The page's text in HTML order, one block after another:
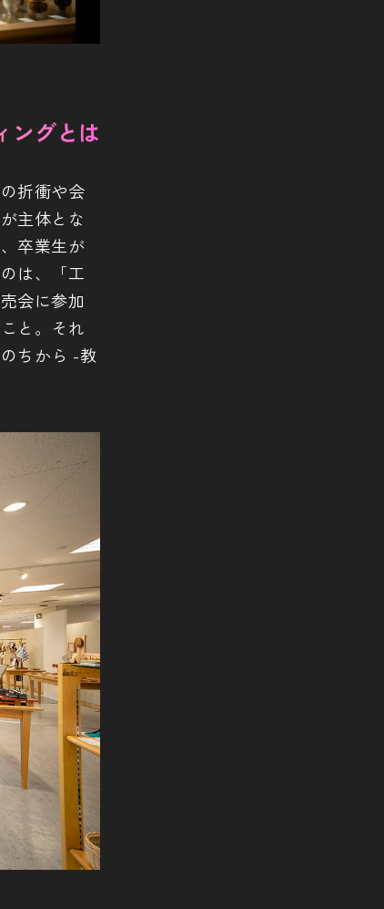
ングとは
折衝や会
主体とな
卒業生が
は、「工
会に参加
と。それ
ちから -教